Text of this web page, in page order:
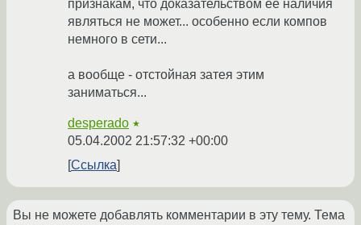
признакам, что доказательством ее наличия
являться не может... особенно если компов
немного в сети...
а вообще - отстойная затея этим
заниматься...
desperado ★
05.04.2002 21:57:32 +00:00
Ссылка
Вы не можете добавлять комментарии в эту тему. Тема